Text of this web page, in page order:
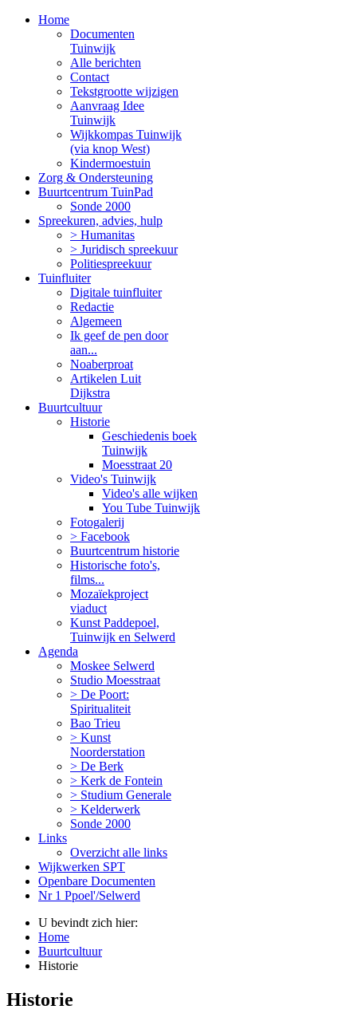
Home
Documenten
Tuinwijk
Alle berichten
Contact
Tekstgrootte wijzigen
Aanvraag Idee
Tuinwijk
Wijkkompas Tuinwijk
(via knop West)
Kindermoestuin
Zorg & Ondersteuning
Buurtcentrum TuinPad
Sonde 2000
Spreekuren, advies, hulp
> Humanitas
> Juridisch spreekuur
Politiespreekuur
Tuinfluiter
Digitale tuinfluiter
Redactie
Algemeen
Ik geef de pen door
aan...
Noaberproat
Artikelen Luit
Dijkstra
Buurtcultuur
Historie
Geschiedenis boek
Tuinwijk
Moesstraat 20
Video's Tuinwijk
Video's alle wijken
You Tube Tuinwijk
Fotogalerij
> Facebook
Buurtcentrum historie
Historische foto's,
films...
Mozaïekproject
viaduct
Kunst Paddepoel,
Tuinwijk en Selwerd
Agenda
Moskee Selwerd
Studio Moesstraat
> De Poort:
Spiritualiteit
Bao Trieu
> Kunst
Noorderstation
> De Berk
> Kerk de Fontein
> Studium Generale
> Kelderwerk
Sonde 2000
Links
Overzicht alle links
Wijkwerken SPT
Openbare Documenten
Nr 1 Ppoel'/Selwerd
U bevindt zich hier:
Home
Buurtcultuur
Historie
Historie